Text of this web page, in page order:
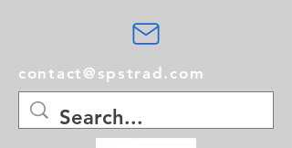
contact@spstrad.com